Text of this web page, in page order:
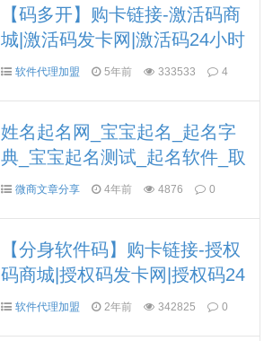
【码多开】购卡链接-激活码商
城|激活码发卡网|激活码24小时
自助发卡|点击进入
软件代理加盟 5年前 333533 4
姓名起名网_宝宝起名_起名字
典_宝宝起名测试_起名软件_取
名网_起名网
微商文章分享 4年前 4876 0
【分身软件码】购卡链接-授权
码商城|授权码发卡网|授权码24
小时自助发卡|点击进入
软件代理加盟 2年前 342825 0